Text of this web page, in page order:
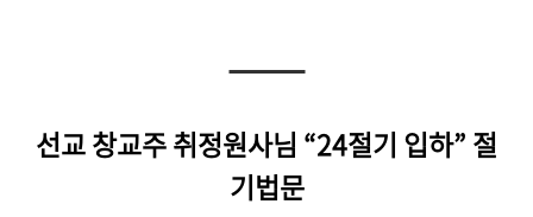
선교 창교주 취정원사님 “24절기 입하” 절
기법문